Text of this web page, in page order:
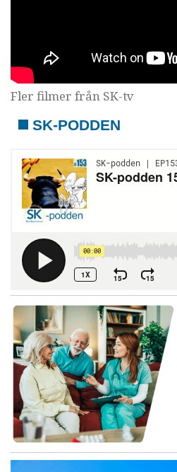
Fler filmer från SK-tv
SK-PODDEN